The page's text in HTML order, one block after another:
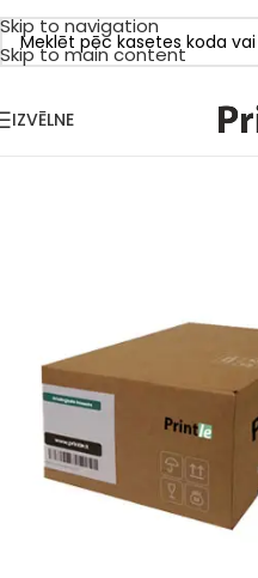
Skip to navigation
Skip to main content
IZVĒLNE